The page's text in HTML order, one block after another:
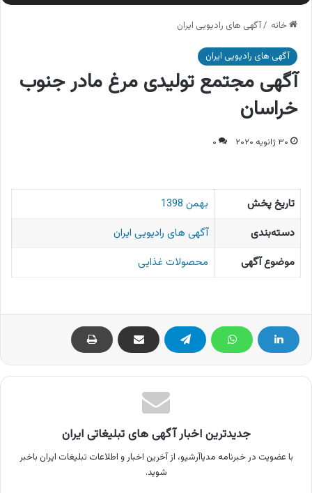
خانه /آگهی های رادیویی ایران
آگهی های رادیویی ایران
آگهی مجتمع تولیدی مرغ مادر جنوب
خراسان
۳۰ ژانویه ۲۰۲۰ ۰
تاریخ پخش
بهمن 1398
دسته‌بندی
آگهی های رادیویی ایران
موضوع آگهی
محصولات غذایی
جدیدترین اخبار آگهی های تبلیغاتی ایران
با عضویت در خبرنامه مدیاآرشیو، از آخرین اخبار و اطلاعات تبلیغات ایران باخبر
شوید.